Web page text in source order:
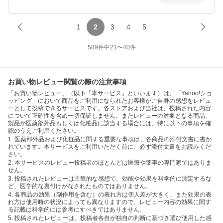
1 2 3 4 5
589件中21〜40件
お買い物レビュー閲覧の際の注意事項
「お買い物レビュー」（以下「本サービス」といいます）は、「Yahoo!ショ
ッピング」において商品をご利用になられたお客様がご自身の感想をレビュ
ーとして投稿できるサービスです。各ストアおよび当社は、投稿された内容
について正確性を含め一切保証しません。またレビューの対象となる商品、
製品が医薬部外品もしくは化粧品に該当する場合には、特に以下の事項を確
認のうえご利用ください。
1. 医薬部外品および化粧品に関する重要な事項は、各商品の添付文書に書か
れています。本サービスをご利用いただく前に、必ず添付文書をお読みくだ
さい。
2. 本サービスのレビュー投稿者のほとんどは医療や薬事の専門家ではありま
せん。
3. 投稿されたレビューは主観的な感想で、効能や効果を科学的に測定するな
ど、医学的な裏付けがなされたものではありません。
4. 各商品の効果（副作用を含む）の表れ方は個人差が大きく、また効果の表
れ方は使用時の状況によっても異なりますので、レビュー内容の効果に関す
る記載は科学的には参考にすべきではありません。
5. 投稿されたレビューは、投稿者各自が独自の判断に基づき選び使用した感